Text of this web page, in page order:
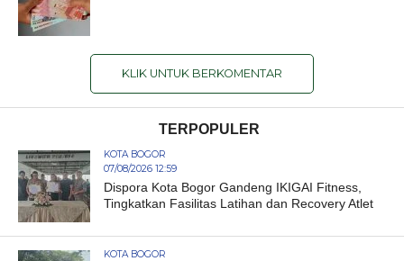
KLIK UNTUK BERKOMENTAR
TERPOPULER
KOTA BOGOR
07/08/2026 12:59
Dispora Kota Bogor Gandeng IKIGAI Fitness,
Tingkatkan Fasilitas Latihan dan Recovery Atlet
KOTA BOGOR